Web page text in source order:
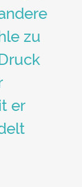
zu
er